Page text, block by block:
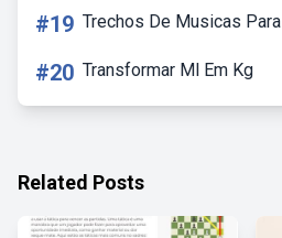
#19 Trechos De Musicas
#20 Transformar Ml Em Kg
Related Posts